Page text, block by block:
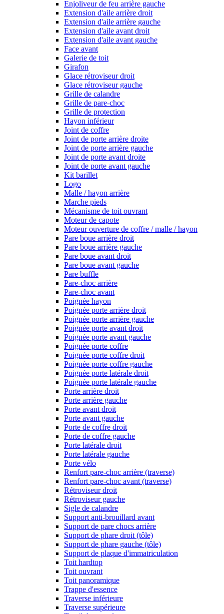
Enjoliveur de feu arrière gauche
Extension d'aile arrière droit
Extension d'aile arrière gauche
Extension d'aile avant droit
Extension d'aile avant gauche
Face avant
Galerie de toit
Girafon
Glace rétroviseur droit
Glace rétroviseur gauche
Grille de calandre
Grille de pare-choc
Grille de protection
Hayon inférieur
Joint de coffre
Joint de porte arrière droite
Joint de porte arrière gauche
Joint de porte avant droite
Joint de porte avant gauche
Kit barillet
Logo
Malle / hayon arrière
Marche pieds
Mécanisme de toit ouvrant
Moteur de capote
Moteur ouverture de coffre / malle / hayon
Pare boue arrière droit
Pare boue arrière gauche
Pare boue avant droit
Pare boue avant gauche
Pare buffle
Pare-choc arrière
Pare-choc avant
Poignée hayon
Poignée porte arrière droit
Poignée porte arrière gauche
Poignée porte avant droit
Poignée porte avant gauche
Poignée porte coffre
Poignée porte coffre droit
Poignée porte coffre gauche
Poignée porte latérale droit
Poignée porte latérale gauche
Porte arrière droit
Porte arrière gauche
Porte avant droit
Porte avant gauche
Porte de coffre droit
Porte de coffre gauche
Porte latérale droit
Porte latérale gauche
Porte vélo
Renfort pare-choc arrière (traverse)
Renfort pare-choc avant (traverse)
Rétroviseur droit
Rétroviseur gauche
Sigle de calandre
Support anti-brouillard avant
Support de pare chocs arrière
Support de phare droit (tôle)
Support de phare gauche (tôle)
Support de plaque d'immatriculation
Toit hardtop
Toit ouvrant
Toit panoramique
Trappe d'essence
Traverse inférieure
Traverse supérieure